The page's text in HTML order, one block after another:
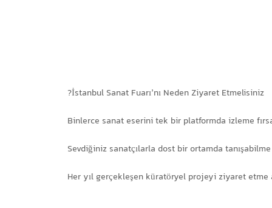
İstanbul Sanat Fuarı’nı Neden Ziyaret Etmelisiniz?
Binlerce sanat eserini tek bir platformda izleme
Sevdiğiniz sanatçılarla dost bir ortamda
Her yıl gerçekleşen küratöryel projeyi ziyaret etme